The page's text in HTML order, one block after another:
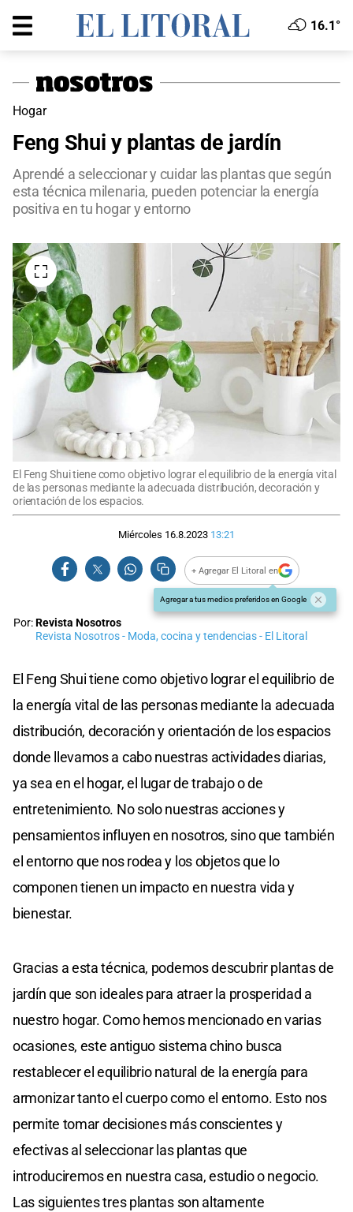
16.1°
Hogar
Feng Shui y plantas de jardín
Aprendé a seleccionar y cuidar las plantas que según
esta técnica milenaria, pueden potenciar la energía
positiva en tu hogar y entorno
El Feng Shui tiene como objetivo lograr el equilibrio de la energía vital
de las personas mediante la adecuada distribución, decoración y
orientación de los espacios.
Miércoles 16.8.2023 13:21
+ Agregar El Litoral en
Agregar a tus medios preferidos en Google
Por:Revista Nosotros
Revista Nosotros - Moda, cocina y tendencias - El Litoral
El Feng Shui tiene como objetivo lograr el equilibrio de
la energía vital de las personas mediante la adecuada
distribución, decoración y orientación de los espacios
donde llevamos a cabo nuestras actividades diarias,
ya sea en el hogar, el lugar de trabajo o de
entretenimiento. No solo nuestras acciones y
pensamientos influyen en nosotros, sino que también
el entorno que nos rodea y los objetos que lo
componen tienen un impacto en nuestra vida y
bienestar.
Gracias a esta técnica, podemos descubrir plantas de
jardín que son ideales para atraer la prosperidad a
nuestro hogar. Como hemos mencionado en varias
ocasiones, este antiguo sistema chino busca
restablecer el equilibrio natural de la energía para
armonizar tanto el cuerpo como el entorno. Esto nos
permite tomar decisiones más conscientes y
efectivas al seleccionar las plantas que
introduciremos en nuestra casa, estudio o negocio.
Las siguientes tres plantas son altamente